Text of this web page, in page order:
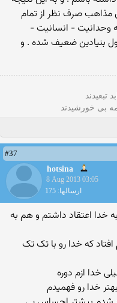
مذاهب صرف نظر از تمام
وحدانیت - انسانیت -
بنیادین ضعیف شده . و
تبعیدند
بی خورشیدند
#37
hotsina
8 Aug 2013 03:05
ارسالها: 175
خدا اعتقاد داشتم و هم به
که خدا رو با تک تک
خدا ازم دوره
خدا رو فهمیدم